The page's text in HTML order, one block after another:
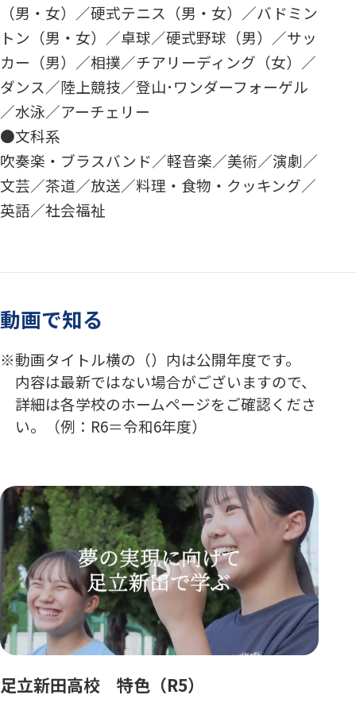
（男・女）／硬式テニス（男・女）／バドミン
トン（男・女）／卓球／硬式野球（男）／サッ
カー（男）／相撲／チアリーディング（女）／
ダンス／陸上競技／登山･ワンダーフォーゲル
／水泳／アーチェリー
●文科系
吹奏楽・ブラスバンド／軽音楽／美術／演劇／
文芸／茶道／放送／料理・食物・クッキング／
英語／社会福祉
動画で知る
動画タイトル横の（）内は公開年度です。
内容は最新ではない場合がございますので、
詳細は各学校のホームページをご確認くださ
い。（例：R6＝令和6年度）
足立新田高校 特色（R5）